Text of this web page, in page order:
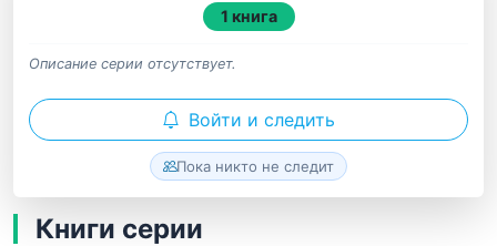
1 книга
Описание серии отсутствует.
Войти и следить
Пока никто не следит
Книги серии